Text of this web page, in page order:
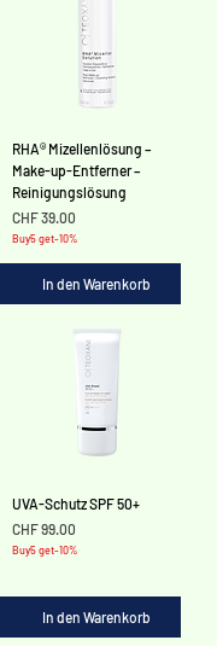
RHA® Mizellenlösung –
Make-up-Entferner –
Reinigungslösung
Preis
CHF 39.00
Buy5 get-10%
In den Warenkorb
UVA-Schutz SPF 50+
Preis
CHF 99.00
Buy5 get-10%
In den Warenkorb